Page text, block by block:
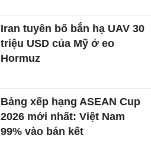
Iran tuyên bố bắn hạ UAV 30
triệu USD của Mỹ ở eo
Hormuz
Bảng xếp hạng ASEAN Cup
2026 mới nhất: Việt Nam
99% vào bán kết